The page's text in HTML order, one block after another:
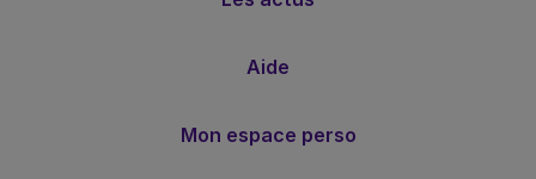
Aide
Mon espace perso